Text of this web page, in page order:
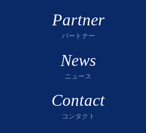
Partner
パートナー
News
ニュース
Contact
コンタクト